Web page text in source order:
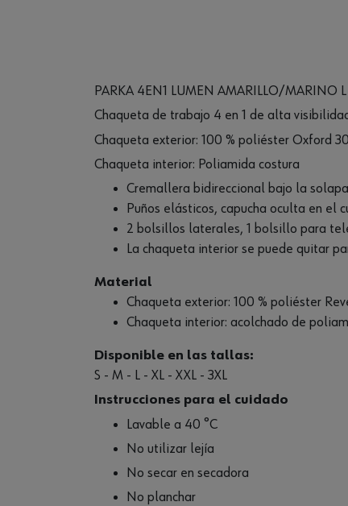
PARKA 4EN1 LUMEN AMARILLO/MARINO L
Chaqueta de trabajo 4 en 1 de alta
Chaqueta exterior: 100 % poliéster Oxford
Chaqueta interior: Poliamida costura
Cremallera bidireccional bajo la solapa
Puños elásticos, capucha oculta en el
2 bolsillos laterales, 1 bolsillo para
La chaqueta interior se puede quitar
Material
Chaqueta exterior: 100 % poliéster
Chaqueta interior: acolchado de
Disponible en las tallas:
S - M - L - XL - XXL - 3XL
Instrucciones para el cuidado
Lavable a 40 °C
No utilizar lejía
No secar en secadora
No planchar